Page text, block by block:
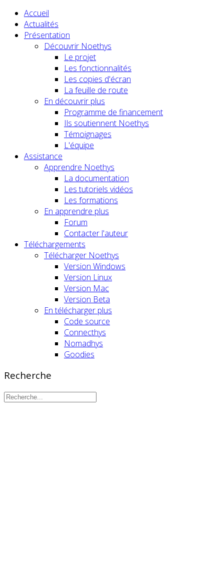
Accueil
Actualités
Présentation
Découvrir Noethys
Le projet
Les fonctionnalités
Les copies d'écran
La feuille de route
En découvrir plus
Programme de financement
Ils soutiennent Noethys
Témoignages
L'équipe
Assistance
Apprendre Noethys
La documentation
Les tutoriels vidéos
Les formations
En apprendre plus
Forum
Contacter l'auteur
Téléchargements
Télécharger Noethys
Version Windows
Version Linux
Version Mac
Version Beta
En télécharger plus
Code source
Connecthys
Nomadhys
Goodies
Recherche